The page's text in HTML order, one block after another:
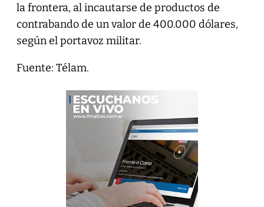
la frontera, al incautarse de productos de
contrabando de un valor de 400.000 dólares,
según el portavoz militar.
Fuente: Télam.